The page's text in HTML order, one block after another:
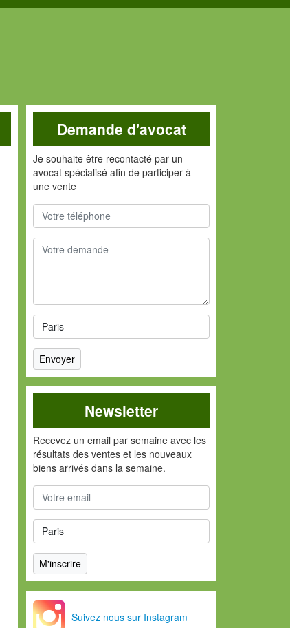
Demande d'avocat
Je souhaite être recontacté par un
avocat spécialisé afin de participer à
une vente
Newsletter
Recevez un email par semaine avec les
résultats des ventes et les nouveaux
biens arrivés dans la semaine.
Suivez nous sur Instagram